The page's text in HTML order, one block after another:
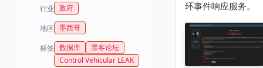
行业 政府
地区 墨西哥
标签 数据库
黑客论坛
Control Vehicular LEAK
环事件响应服务。